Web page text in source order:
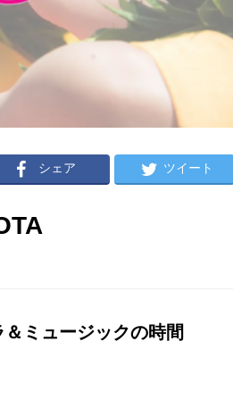
シェア ツイート
ミュージックの時間